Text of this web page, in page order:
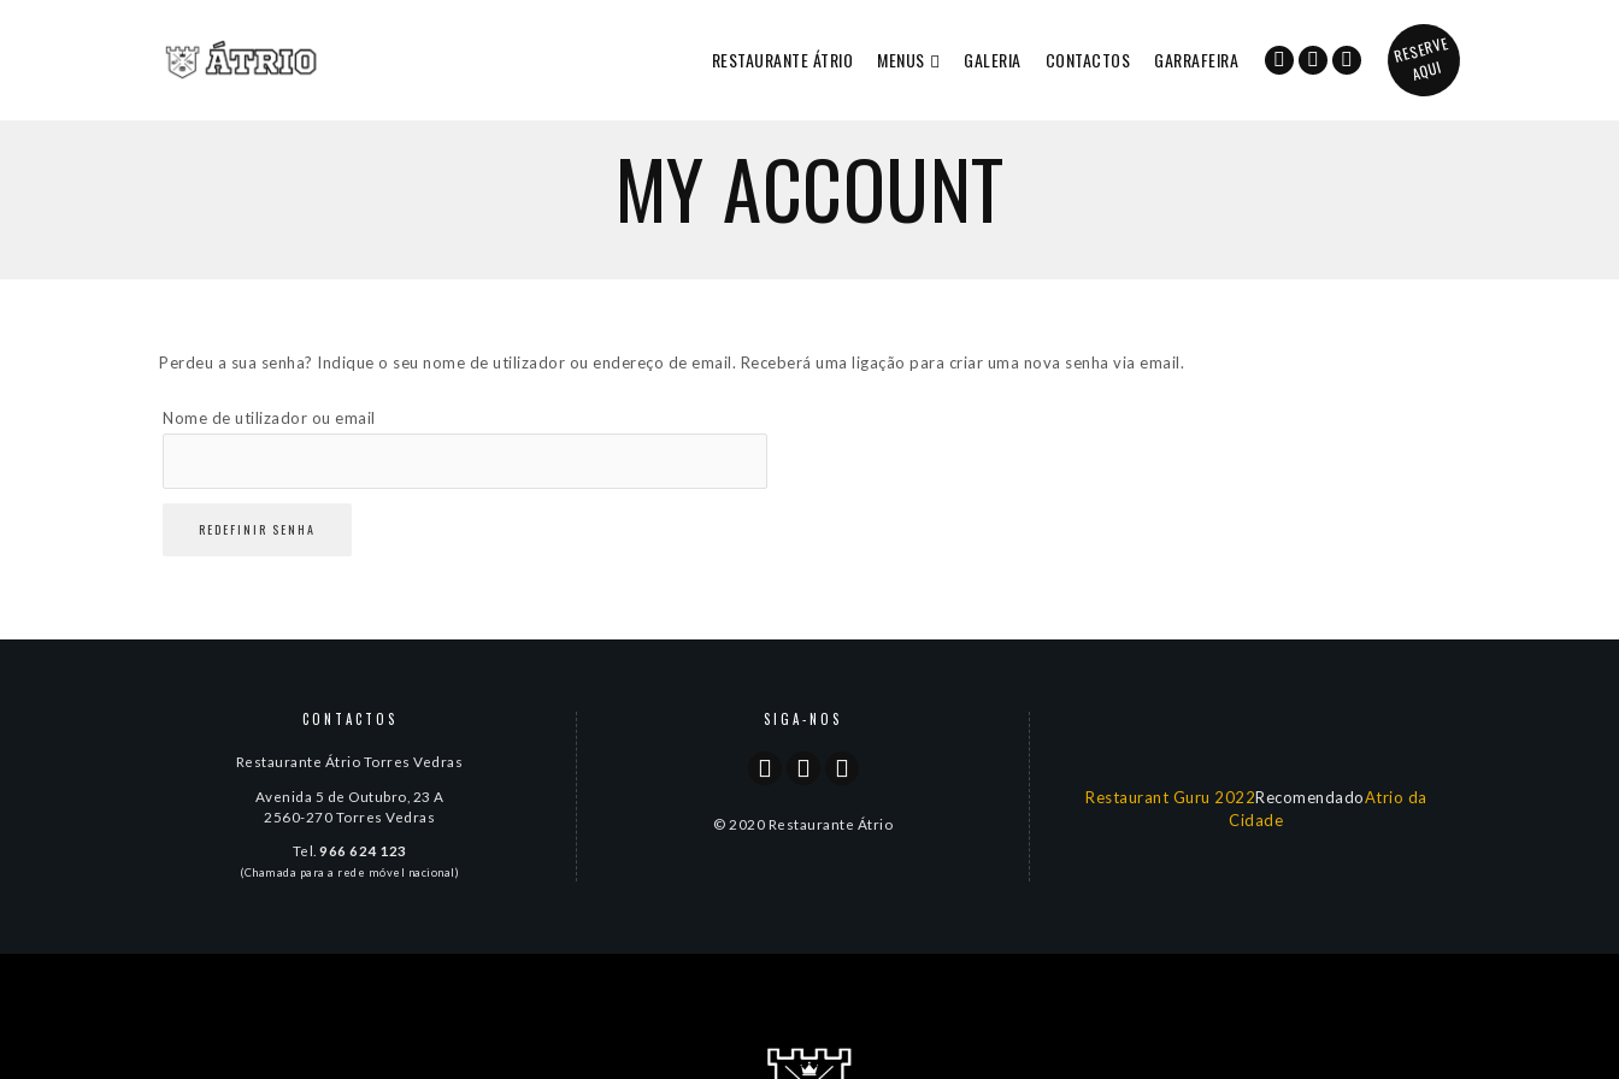
RESTAURANTE ÁTRIO MENUS GALERIA CONTACTOS GARRAFEIRA RESERVE
AQUI
MY ACCOUNT
Perdeu a sua senha? Indique o seu nome de utilizador ou endereço de email. Receberá uma ligação para criar uma nova senha via email.
Nome de utilizador ou email
REDEFINIR SENHA
CONTACTOS
Restaurante Átrio Torres Vedras
Avenida 5 de Outubro, 23 A
2560-270 Torres Vedras
Tel.966 624 123
(Chamada para a rede móvel nacional)
SIGA-NOS
© 2020 Restaurante Átrio
Restaurant Guru 2022RecomendadoAtrio da
Cidade